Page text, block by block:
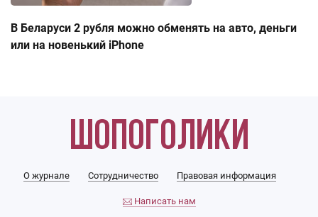
В Беларуси 2 рубля можно обменять на авто, деньги
или на новенький iPhone
О журнале Сотрудничество Правовая информация
Написать нам